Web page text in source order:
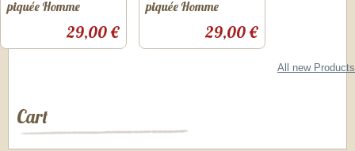
piquée Homme
29,00 €
piquée Homme
29,00 €
All new Products
Cart